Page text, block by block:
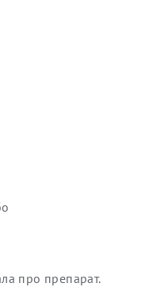
про препарат.